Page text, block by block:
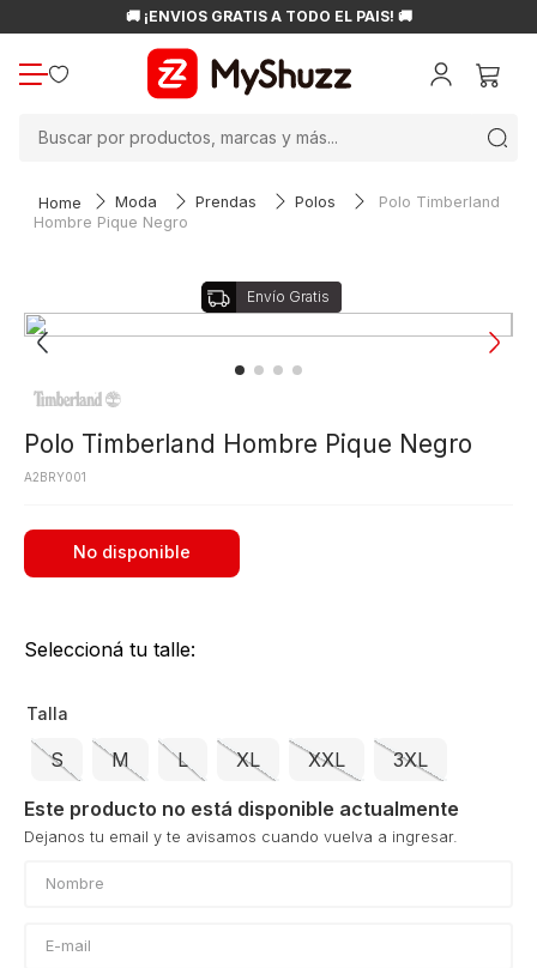
🚚 ¡ENVÍOS GRATIS A TODO EL PAÍS! 🚚
Moda Prendas Polos
Polo Timberland
Hombre Pique Negro
Polo Timberland Hombre Pique Negro
A2BRY001
No disponible
Seleccioná tu talle:
Talla
S M L XL XXL 3XL
Este producto no está disponible actualmente